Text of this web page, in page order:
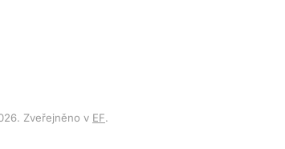
. Zveřejněno v EF.